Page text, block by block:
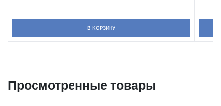
В КОРЗИНУ
Просмотренные товары